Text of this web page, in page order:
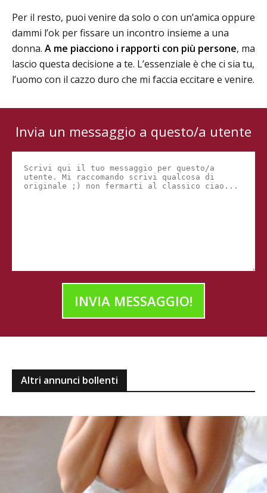
Per il resto, puoi venire da solo o con un’amica oppure
dammi l’ok per fissare un incontro insieme a una
donna. A me piacciono i rapporti con più persone, ma
lascio questa decisione a te. L’essenziale è che ci sia tu,
l’uomo con il cazzo duro che mi faccia eccitare e venire.
Invia un messaggio a questo/a utente
INVIA MESSAGGIO!
Altri annunci bollenti